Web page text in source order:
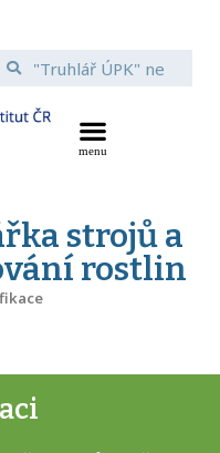
strojů a
rostlin